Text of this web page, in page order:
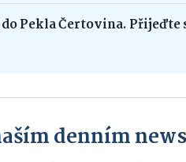
Pekla Čertovina. Přijeďte
denním